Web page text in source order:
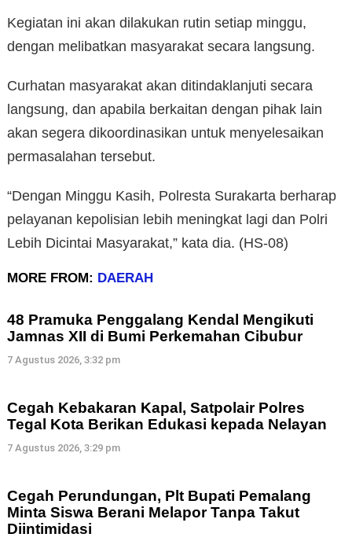
Kegiatan ini akan dilakukan rutin setiap minggu,
dengan melibatkan masyarakat secara langsung.
Curhatan masyarakat akan ditindaklanjuti secara
langsung, dan apabila berkaitan dengan pihak lain
akan segera dikoordinasikan untuk menyelesaikan
permasalahan tersebut.
“Dengan Minggu Kasih, Polresta Surakarta berharap
pelayanan kepolisian lebih meningkat lagi dan Polri
Lebih Dicintai Masyarakat,” kata dia. (HS-08)
MORE FROM: DAERAH
48 Pramuka Penggalang Kendal Mengikuti
Jamnas XII di Bumi Perkemahan Cibubur
7 Agustus 2026, 3:32 pm
Cegah Kebakaran Kapal, Satpolair Polres
Tegal Kota Berikan Edukasi kepada Nelayan
7 Agustus 2026, 3:29 pm
Cegah Perundungan, Plt Bupati Pemalang
Minta Siswa Berani Melapor Tanpa Takut
Diintimidasi